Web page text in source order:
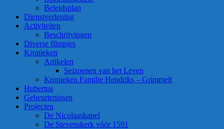
Beleidsplan
Dienstverlening
Activiteiten
Beschrijvingen
Diverse filmpjes
Kronieken
Artikelen
Seizoenen van het Leven
Kronieken Familie Hendriks – Grimmelt
Hubertus
Gebeurtenissen
Projecten
De Nicolaaskapel
De Stevenskerk vóór 1591